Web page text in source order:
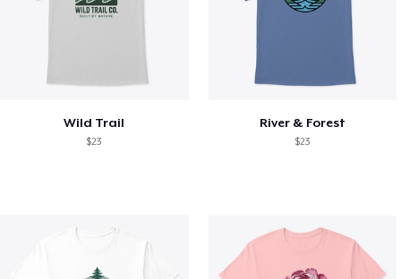
Wild Trail
$23
River & Forest
$23